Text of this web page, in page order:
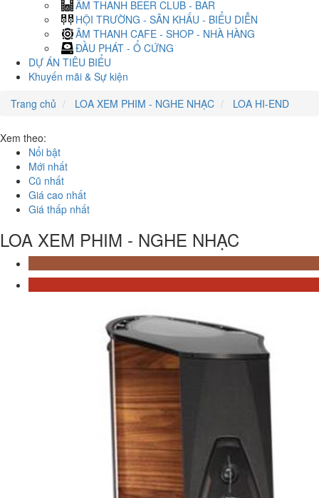
ÂM THANH BEER CLUB - BAR
HỘI TRƯỜNG - SÂN KHẤU - BIỂU DIỄN
ÂM THANH CAFE - SHOP - NHÀ HÀNG
ĐẦU PHÁT - Ổ CỨNG
DỰ ÁN TIÊU BIỂU
Khuyến mãi & Sự kiện
Trang chủ
LOA XEM PHIM - NGHE NHẠC LOA HI-END
Xem theo:
Nổi bật
Mới nhất
Cũ nhất
Giá cao nhất
Giá thấp nhất
LOA XEM PHIM - NGHE NHẠC